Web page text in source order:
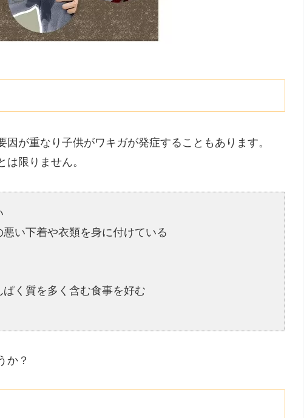
が重なり子供がワキガが発症することもあります。
限りません。
い下着や衣類を身に付けている
く質を多く含む食事を好む
か？